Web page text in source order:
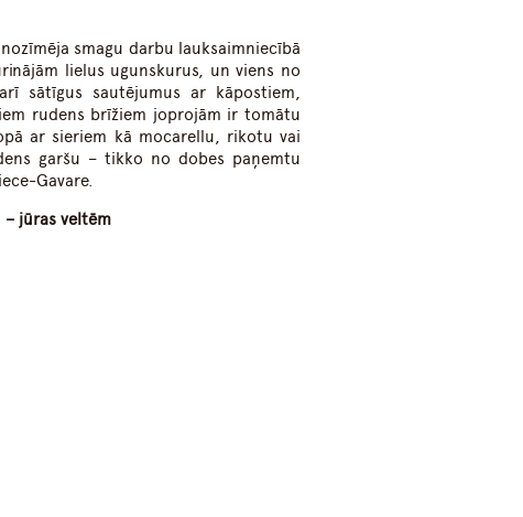
smagu darbu lauksaimniecībā
lielus ugunskurus, un viens no
sātīgus sautējumus ar kāpostiem,
rudens brīžiem joprojām ir tomātu
ar sieriem kā mocarellu, rikotu vai
garšu – tikko no dobes paņemtu
Gavare.
– jūras veltēm